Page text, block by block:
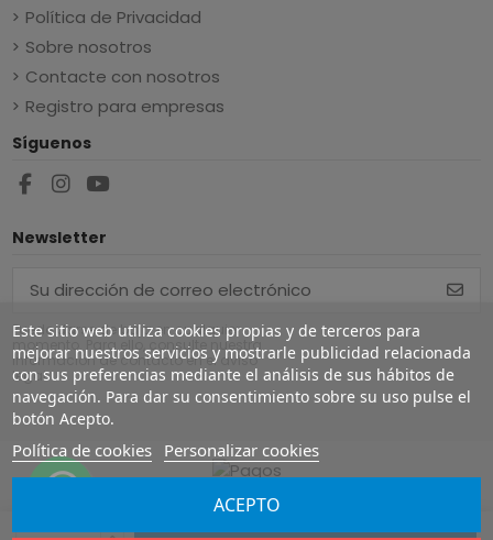
Política de Privacidad
Sobre nosotros
Contacte con nosotros
Registro para empresas
Este sitio web utiliza cookies propias y de terceros para
mejorar nuestros servicios y mostrarle publicidad relacionada
con sus preferencias mediante el análisis de sus hábitos de
navegación. Para dar su consentimiento sobre su uso pulse el
botón Acepto.
Política de cookies Personalizar cookies
ACEPTO
Síguenos
Newsletter
Puede darse de baja en cualquier
momento. Para ello, consulte nuestra
información de contacto en el aviso
legal.
Europe Airguns ®. Todos los derechos
reservados.